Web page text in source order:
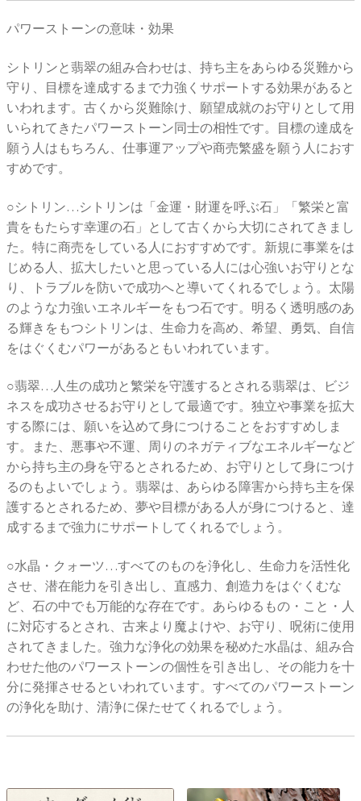
パワーストーンの意味・効果
シトリンと翡翠の組み合わせは、持ち主をあらゆる災難から
守り、目標を達成するまで力強くサポートする効果があると
いわれます。古くから災難除け、願望成就のお守りとして用
いられてきたパワーストーン同士の相性です。目標の達成を
願う人はもちろん、仕事運アップや商売繁盛を願う人におす
すめです。
○シトリン…シトリンは「金運・財運を呼ぶ石」「繁栄と富
貴をもたらす幸運の石」として古くから大切にされてきまし
た。特に商売をしている人におすすめです。新規に事業をは
じめる人、拡大したいと思っている人には心強いお守りとな
り、トラブルを防いで成功へと導いてくれるでしょう。太陽
のような力強いエネルギーをもつ石です。明るく透明感のあ
る輝きをもつシトリンは、生命力を高め、希望、勇気、自信
をはぐくむパワーがあるともいわれています。
○翡翠…人生の成功と繁栄を守護するとされる翡翠は、ビジ
ネスを成功させるお守りとして最適です。独立や事業を拡大
する際には、願いを込めて身につけることをおすすめしま
す。また、悪事や不運、周りのネガティブなエネルギーなど
から持ち主の身を守るとされるため、お守りとして身につけ
るのもよいでしょう。翡翠は、あらゆる障害から持ち主を保
護するとされるため、夢や目標がある人が身につけると、達
成するまで強力にサポートしてくれるでしょう。
○水晶・クォーツ…すべてのものを浄化し、生命力を活性化
させ、潜在能力を引き出し、直感力、創造力をはぐくむな
ど、石の中でも万能的な存在です。あらゆるもの・こと・人
に対応するとされ、古来より魔よけや、お守り、呪術に使用
されてきました。強力な浄化の効果を秘めた水晶は、組み合
わせた他のパワーストーンの個性を引き出し、その能力を十
分に発揮させるといわれています。すべてのパワーストーン
の浄化を助け、清浄に保たせてくれるでしょう。